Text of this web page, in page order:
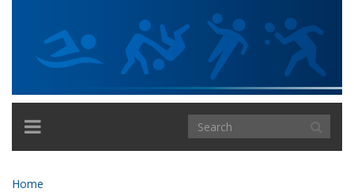
TOGGLE
NAVIGATION
Home